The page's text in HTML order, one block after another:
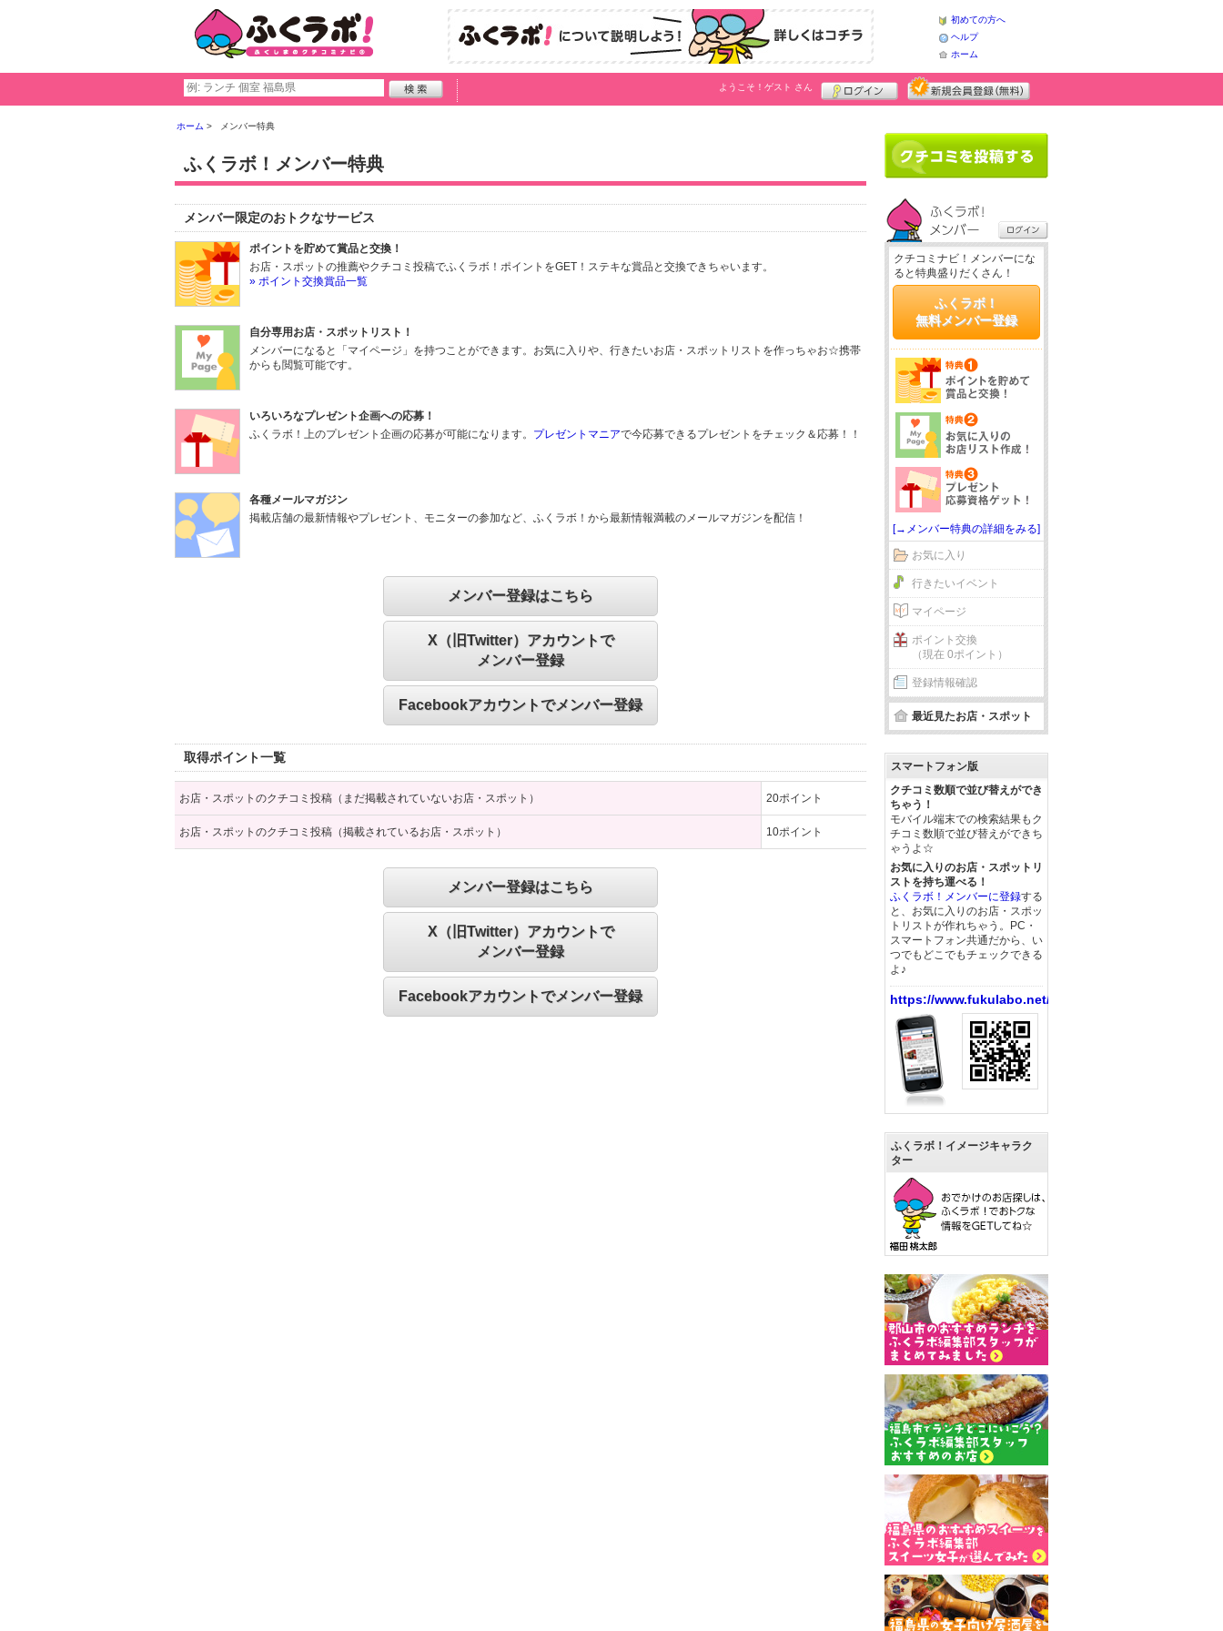
初めての方へ
ヘルプ
ホーム
ようこそ！ ゲスト さん
ホーム メンバー特典
ふくラボ！メンバー特典
メンバー限定のおトクなサービス
ポイントを貯めて賞品と交換！
お店・スポットの推薦やクチコミ投稿でふくラボ！ポイントをGET！ステキな賞品と交換できちゃいます。
» ポイント交換賞品一覧
自分専用お店・スポットリスト！
メンバーになると「マイページ」を持つことができます。お気に入りや、行きたいお店・スポットリストを作っちゃお☆携帯
からも閲覧可能です。
いろいろなプレゼント企画への応募！
ふくラボ！上のプレゼント企画の応募が可能になります。 プレゼントマニアで今応募できるプレゼントをチェック＆応募！！
各種メールマガジン
掲載店舗の最新情報やプレゼント、モニターの参加など、ふくラボ！から最新情報満載のメールマガジンを配信！
メンバー登録はこちら
X（旧Twitter）アカウントで
メンバー登録
Facebookアカウントでメンバー登録
取得ポイント一覧
お店・スポットのクチコミ投稿（まだ掲載されていないお店・スポット） 20ポイント
お店・スポットのクチコミ投稿（掲載されているお店・スポット） 10ポイント
メンバー登録はこちら
X（旧Twitter）アカウントで
メンバー登録
Facebookアカウントでメンバー登録
クチコミナビ！メンバーにな
ると特典盛りだくさん！
ふくラボ！
無料メンバー登録
[→メンバー特典の詳細をみる]
お気に入り
行きたいイベント
マイページ
ポイント交換
（現在 0ポイント）
登録情報確認
最近見たお店・スポット
スマートフォン版
クチコミ数順で並び替えができ
ちゃう！
モバイル端末での検索結果もク
チコミ数順で並び替えができち
ゃうよ☆
お気に入りのお店・スポットリ
ストを持ち運べる！
ふくラボ！メンバーに登録する
と、お気に入りのお店・スポッ
トリストが作れちゃう。PC・
スマートフォン共通だから、い
つでもどこでもチェックできる
よ♪
https://www.fukulabo.net/
ふくラボ！イメージキャラク
ター